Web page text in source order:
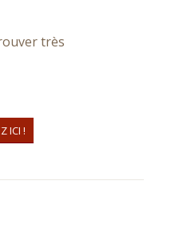
très
ICI !